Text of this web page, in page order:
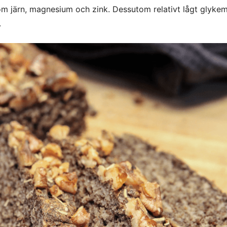
järn, magnesium och zink. Dessutom relativt lågt